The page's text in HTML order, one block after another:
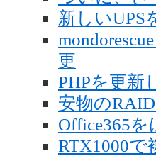
新しいUPS
更
PHPを更新
安物の
Office365
RTX1000